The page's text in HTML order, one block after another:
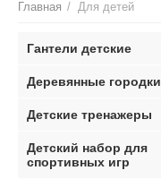
Главная / Для детей
Гантели детские
Деревянные городки
Детские тренажеры
Детский набор для
спортивных игр